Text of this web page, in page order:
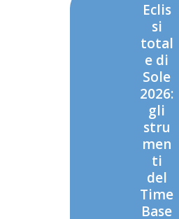
Eclis
si
total
e di
Sole
2026:
gli
stru
men
ti
del
Time
Base